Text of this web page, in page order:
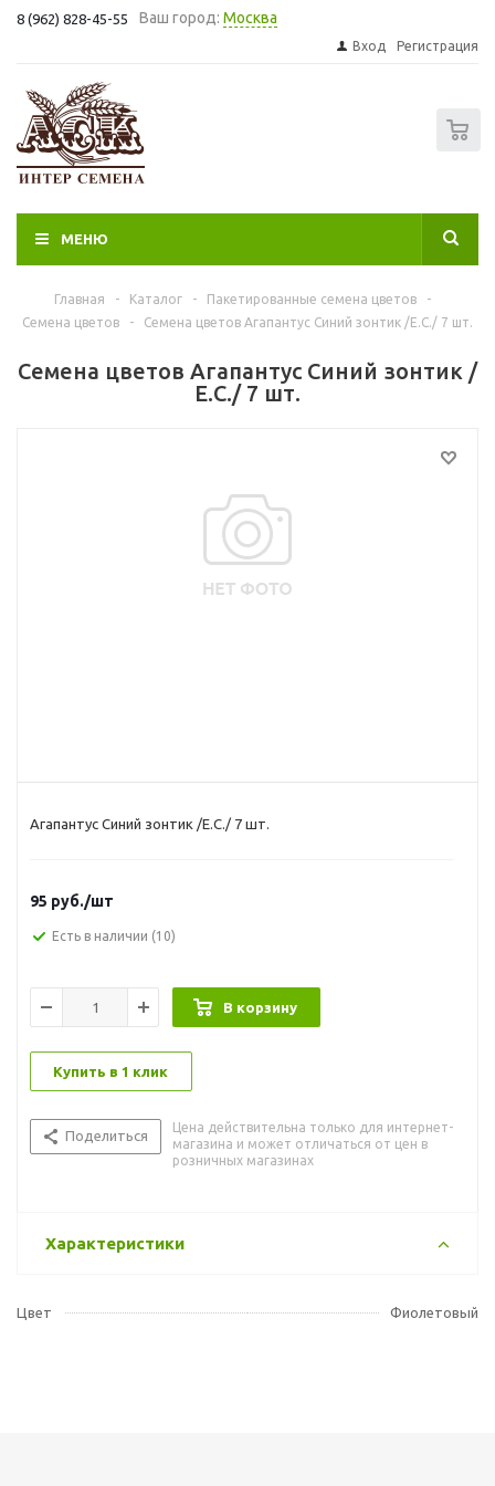
8 (962) 828-45-55 Ваш город: Москва
Вход Регистрация
МЕНЮ
Главная - Каталог - Пакетированные семена цветов
-
Семена цветов
- Семена цветов Агапантус Синий зонтик /Е.C./ 7 шт.
Семена цветов Агапантус Синий зонтик /
Е.C./ 7 шт.
Агапантус Синий зонтик /Е.C./ 7 шт.
95 руб./шт
Есть в наличии (10)
В корзину
Купить в 1 клик
Поделиться
Цена действительна только для интернет-
магазина и может отличаться от цен в
розничных магазинах
Характеристики
Цвет Фиолетовый